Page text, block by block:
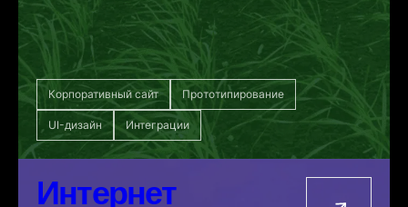
Корпоративный сайт Прототипирование
UI-дизайн Интеграции
Интернет